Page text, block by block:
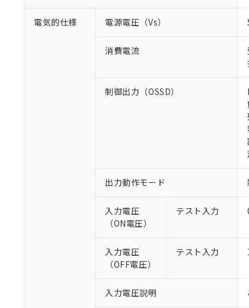
電気的仕様 電源電圧（Vs）
消費電流
制御出力（OSSD）
出力動作モード
入力電圧
（ON電圧）
テスト入力
入力電圧
（OFF電圧）
テスト入力
入力電圧説明
ご利用条
以下の条件
※1 対応状況
調査・確認中
仕入先様の
※1 中国